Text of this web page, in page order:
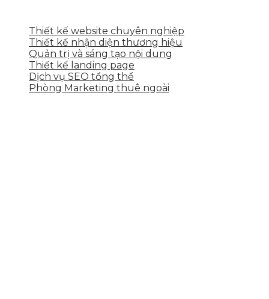
Thiết kế website chuyên nghiệp
Thiết kế nhận diện thương hiệu
Quản trị và sáng tạo nội dung
Thiết kế landing page
Dịch vụ SEO tổng thể
Phòng Marketing thuê ngoài